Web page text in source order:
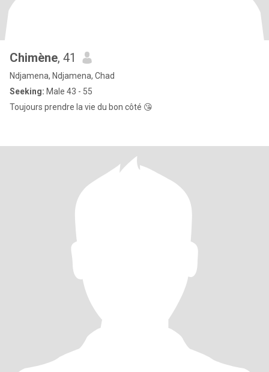
Chimène, 41
Ndjamena, Ndjamena, Chad
Seeking: Male 43 - 55
Toujours prendre la vie du bon côté 😘